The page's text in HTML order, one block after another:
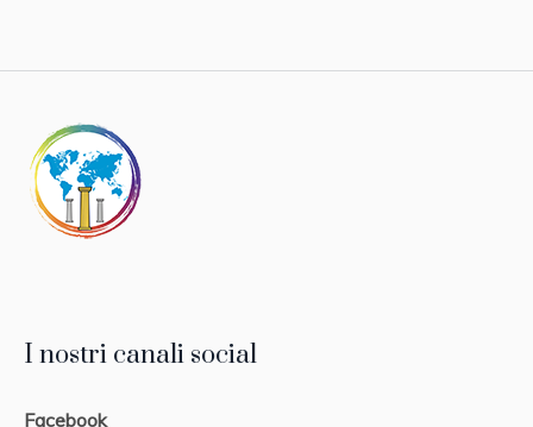
I nostri canali social
Facebook